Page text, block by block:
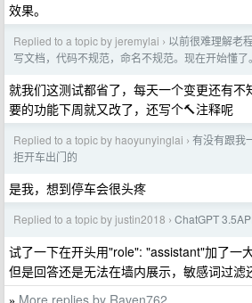
效果。
Replied to a topic by jeremylai › 以前很难理解老
写文档，代码不规范，命名不规范。现在开始懂了
就我们这测试都省了，每天一个变更还有不
要的功能下周就又改了，还写个🔨注释呢
Replied to a topic by haoyunyinglai › 有没有跟我
拒开车出门的
是我，想到停车会很头疼
Replied to a topic by justin2018 › ChatGPT
试了一下在开头用"role": "assistant"加了一
但是回答还是无法在墙内展示，敏感词过滤
More replies by Raven762